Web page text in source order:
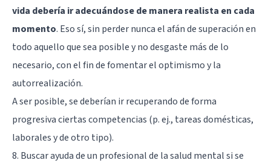
vida debería ir adecuándose de manera realista en cada
momento. Eso sí, sin perder nunca el afán de superación en
todo aquello que sea posible y no desgaste más de lo
necesario, con el fin de fomentar el optimismo y la
autorrealización.
A ser posible, se deberían ir recuperando de forma
progresiva ciertas competencias (p. ej., tareas domésticas,
laborales y de otro tipo).
8. Buscar ayuda de un profesional de la salud mental si se